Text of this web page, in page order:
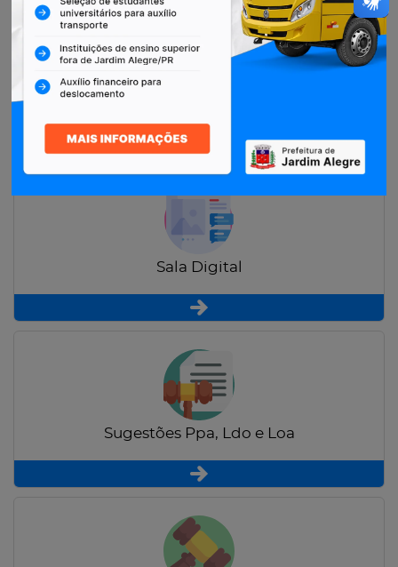
Restituição de Contribuintes
Sala Digital
Sugestões Ppa, Ldo e Loa